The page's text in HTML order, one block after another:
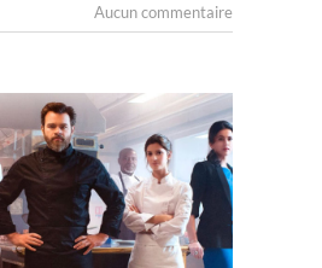
Aucun commentaire